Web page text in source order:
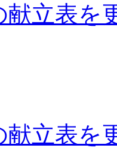
献立表を
献立表を